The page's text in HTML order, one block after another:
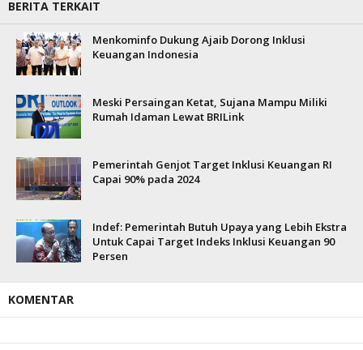
BERITA TERKAIT
Menkominfo Dukung Ajaib Dorong Inklusi
Keuangan Indonesia
Meski Persaingan Ketat, Sujana Mampu Miliki
Rumah Idaman Lewat BRILink
Pemerintah Genjot Target Inklusi Keuangan RI
Capai 90% pada 2024
Indef: Pemerintah Butuh Upaya yang Lebih Ekstra
Untuk Capai Target Indeks Inklusi Keuangan 90
Persen
KOMENTAR